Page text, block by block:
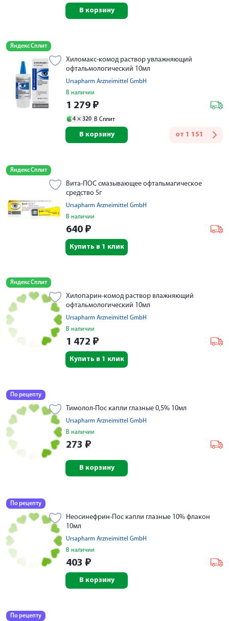
В корзину
Яндекс Сплит
Хиломакс-комод раствор увлажняющий
офтальмологический 10мл
Ursapharm Arzneimittel GmbH
В наличии
1 279 ₽
4 × 320 В Сплит
от 1 151
В корзину
Яндекс Сплит
Вита-ПОС смазывающее офтальмагическое
средство 5г
Ursapharm Arzneimittel GmbH
В наличии
640 ₽
Купить в 1 клик
Яндекс Сплит
Хилопарин-комод раствор влажняющий
офтальмологический 10мл
Ursapharm Arzneimittel GmbH
В наличии
1 472 ₽
Купить в 1 клик
По рецепту
Тимолол-Пос капли глазные 0,5% 10мл
Ursapharm Arzneimittel GmbH
В наличии
273 ₽
В корзину
По рецепту
Неосинефрин-Пос капли глазные 10% флакон
10мл
Ursapharm Arzneimittel GmbH
В наличии
403 ₽
В корзину
По рецепту